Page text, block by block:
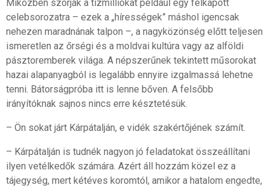
Miközben szórják a tízmilliókat például egy felkapott
celebsorozatra – ezek a „hírességek” máshol igencsak
nehezen maradnának talpon –, a nagyközönség előtt teljesen
ismeretlen az őrségi és a moldvai kultúra vagy az alföldi
pásztoremberek világa. A népszerűnek tekintett műsorokat
hazai alapanyagból is legalább ennyire izgalmassá lehetne
tenni. Bátorságpróba itt is lenne bőven. A felsőbb
irányítóknak sajnos nincs erre késztetésük.
– Ön sokat járt Kárpátalján, e vidék szakértőjének számít.
– Kárpátalján is tudnék nagyon jó feladatokat összeállítani
ilyen vetélkedők számára. Azért áll hozzám közel ez a
tájegység, mert kétéves koromtól, amikor a hatalom engedte,